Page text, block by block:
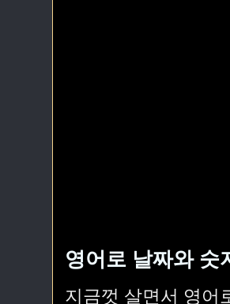
영어로 날짜와 숫
지금껏 살면서 영어